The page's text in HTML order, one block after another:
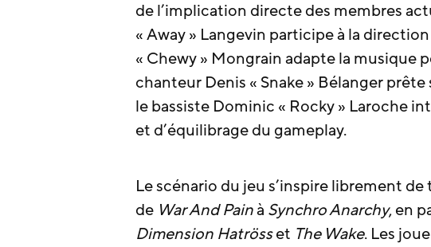
de l’implication directe des membres
« Away » Langevin participe à la
« Chewy » Mongrain adapte la musique
chanteur Denis « Snake » Bélanger
le bassiste Dominic « Rocky » Laroche
et d’équilibrage du gameplay.
Le scénario du jeu s’inspire librement
de War And Painà Synchro Anarchy, en
Dimension Hatrösset The Wake. Les